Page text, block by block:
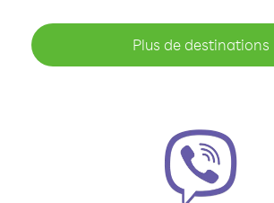
Plus de destinations